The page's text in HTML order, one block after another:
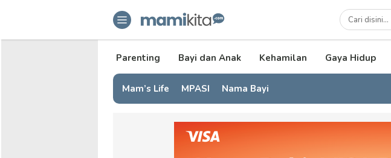
mamikita.com
Informasi Parenting untuk Mami Milenial
Parenting Bayi dan Anak Kehamilan Gaya Hidup
Mam’s Life MPASI Nama Bayi